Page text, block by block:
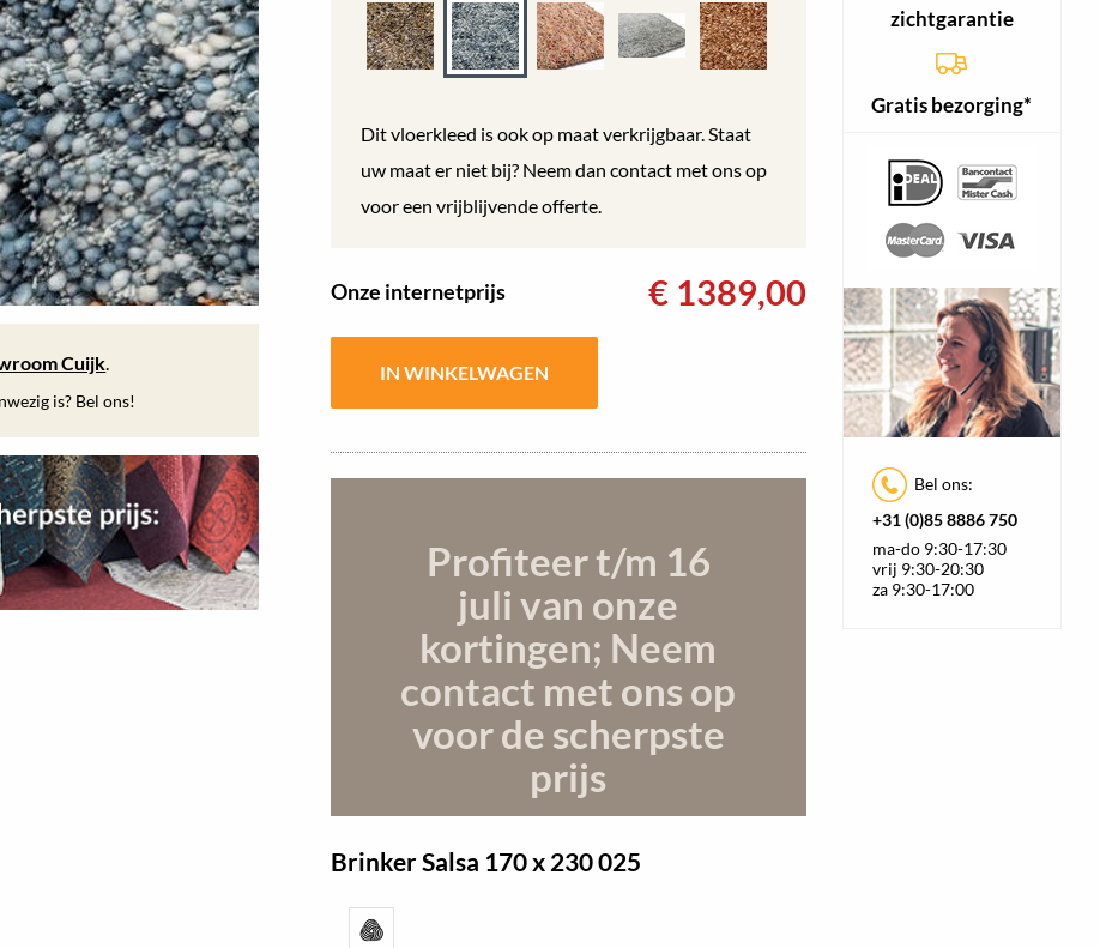
Cuijk.
is? Bel ons!
Dit vloerkleed is ook op maat verkrijgbaar. Staat
uw maat er niet bij? Neem dan contact met ons op
voor een vrijblijvende offerte.
Onze internetprijs € 1389,00
Profiteer t/m 16
julivan onze
kortingen; Neem
contact met ons op
voor de scherpste
prijs
Brinker Salsa 170 x 230 025
zichtgarantie
Gratis bezorging*
Bel ons:
+31 (0)85 8886 750
ma-do 9:30-17:30
vrij 9:30-20:30
za 9:30-17:00